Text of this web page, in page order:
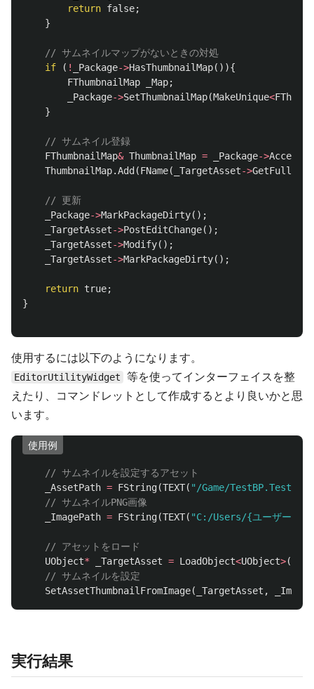
return false;
}
// サムネイルマップがないときの対処
if
( ! _Package->HasThumbnailMap()){
FThumbnailMap
_Map;
_Package->SetThumbnailMap(MakeUnique<
}
// サムネイル登録
FThumbnailMap& ThumbnailMap = _Package->
ThumbnailMap.Add (FName( _TargetAsset->GetFullName
// 更新
_Package->MarkPackageDirty();
_TargetAsset->PostEditChange();
_TargetAsset->Modify();
_TargetAsset->MarkPackageDirty();
return true;
}
使用するには以下のようになります。
EditorUtilityWidget
等を使ってインターフェイスを整
えたり、コマンドレットとして作成するとより良いかと思
います。
使用例
// サムネイルを設定するアセット
_AssetPath = FString(TEXT( "/Game/TestBP.TestBP"
// サムネイルPNG画像
_ImagePath = FString(TEXT( "C:/Users/{ユーザー名
// アセットをロード
UObject* _TargetAsset = LoadObject<UObject>(
// サムネイルを設定
SetAssetThumbnailFromImage( _TargetAsset ,
実行結果